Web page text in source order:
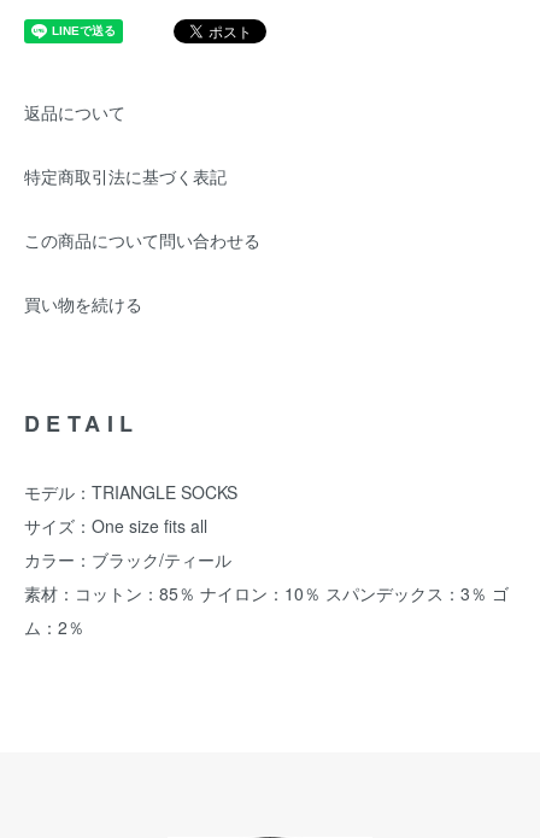
返品について
特定商取引法に基づく表記
この商品について問い合わせる
買い物を続ける
DETAIL
モデル：TRIANGLE SOCKS
サイズ：One size fits all
カラー：ブラック/ティール
素材：コットン：85％ ナイロン：10％ スパンデックス：3％ ゴ
ム：2％